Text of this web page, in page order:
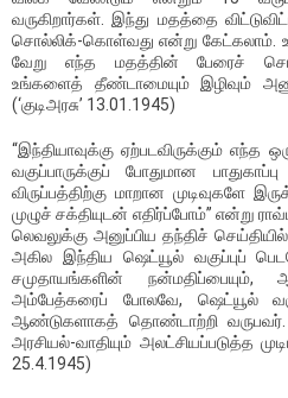
வருகிறார்கள். இந்து மதத்தை
சொல்லிக்-கொள்வது என்று கேட்கலாம்.
வேறு எந்த மதத்தின் பேரைச்
உங்களைத் தீண்டாமையும் இழிவும்
(‘குடிஅரசு’ 13.01.1945)
“இந்தியாவுக்கு ஏற்படவிருக்கும் எந்த
வகுப்பாருக்குப் போதுமான
விருப்பத்திற்கு மாறான முடிவுகளே
முழுச் சக்தியுடன் எதிர்ப்போம்’’ என்று
லெவலுக்கு அனுப்பிய தந்திச் செய்தியில்
அகில இந்திய ஷெட்யூல் வகுப்புப்
சமுதாயங்களின் நன்மதிப்பையும்,
அம்பேத்கரைப் போலவே, ஷெட்யூல்
ஆண்டுகளாகத் தொண்டாற்றி
அரசியல்-வாதியும் அலட்சியப்படுத்த
25.4.1945)